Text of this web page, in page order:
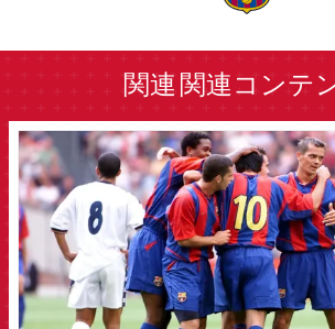
関連 関連コンテ
FCB